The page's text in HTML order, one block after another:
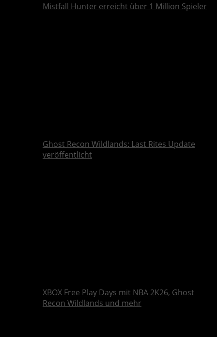
Mistfall Hunter erreicht über 1 Million Spieler
Ghost Recon Wildlands: Last Rites Update
veröffentlicht
XBOX Free Play Days mit NBA 2K26, Ghost
Recon Wildlands und mehr